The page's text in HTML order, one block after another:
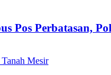
Pos Perbatasan,